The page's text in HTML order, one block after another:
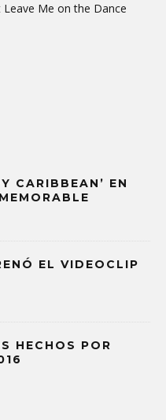
Leave Me on the Dance
CARIBBEAN’ EN
EL VIDEOCLIP
HECHOS POR